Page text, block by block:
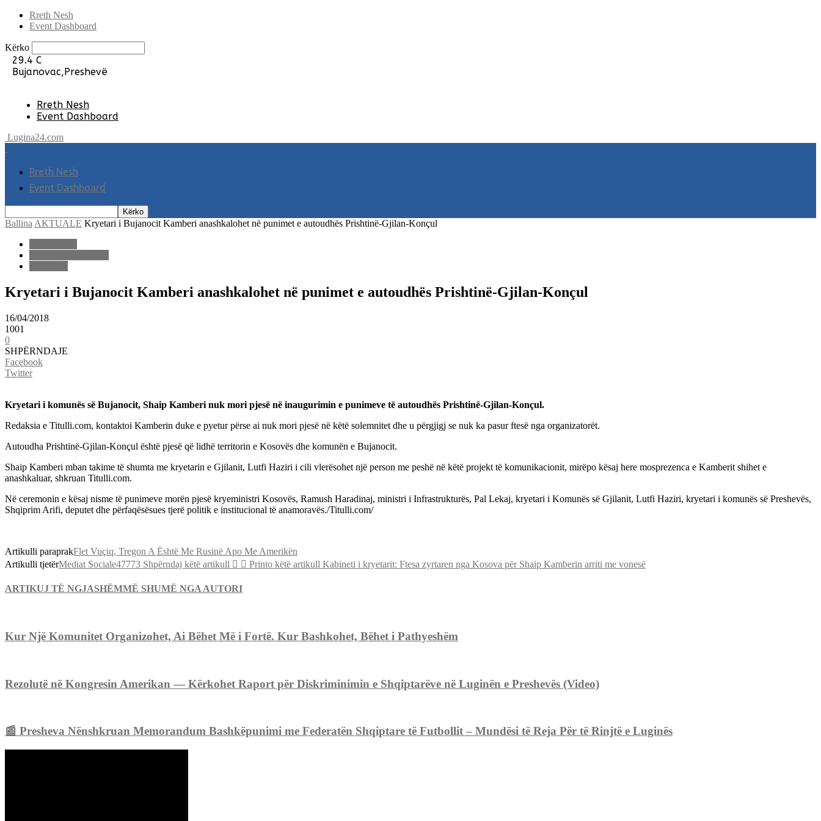
Rreth Nesh
Event Dashboard
Kërko
29.4 C
Bujanovac,Preshevë
Rreth Nesh
Event Dashboard
Lugina24.com
Rreth Nesh
Event Dashboard
Ballina AKTUALE Kryetari i Bujanocit Kamberi anashkalohet në punimet e autoudhës Prishtinë-Gjilan-Konçul
Kryetari i Bujanocit Kamberi anashkalohet në punimet e autoudhës Prishtinë-Gjilan-Konçul
16/04/2018
1001
0
SHPËRNDAJE
Facebook
Twitter
Kryetari i komunës së Bujanocit, Shaip Kamberi nuk mori pjesë në inaugurimin e punimeve të autoudhës Prishtinë-Gjilan-Konçul.
Redaksia e Titulli.com, kontaktoi Kamberin duke e pyetur përse ai nuk mori pjesë në këtë solemnitet dhe u përgjigj se nuk ka pasur ftesë nga organizatorët.
Autoudha Prishtinë-Gjilan-Konçul është pjesë që lidhë territorin e Kosovës dhe komunën e Bujanocit.
Shaip Kamberi mban takime të shumta me kryetarin e Gjilanit, Lutfi Haziri i cili vlerësohet një person me peshë në këtë projekt të komunikacionit, mirëpo kësaj here mosprezenca e Kamberit shihet e
anashkaluar, shkruan Titulli.com.
Në ceremonin e kësaj nisme të punimeve morën pjesë kryeministri Kosovës, Ramush Haradinaj, ministri i Infrastrukturës, Pal Lekaj, kryetari i Komunës së Gjilanit, Lutfi Haziri, kryetari i komunës së Preshevës,
Shqiprim Arifi, deputet dhe përfaqësësues tjerë politik e institucional të anamoravës./Titulli.com/
Artikulli paraprakFlet Vuçiq, Tregon A Është Me Rusinë Apo Me Amerikën
Artikulli tjetërMediat Sociale47773 Shpërndaj këtë artikull   Printo këtë artikull Kabineti i kryetarit: Ftesa zyrtaren nga Kosova për Shaip Kamberin arriti me vonesë
ARTIKUJ TË NGJASHËMMË SHUMË NGA AUTORI
Kur Një Komunitet Organizohet, Ai Bëhet Më i Fortë. Kur Bashkohet, Bëhet i Pathyeshëm
Rezolutë në Kongresin Amerikan — Kërkohet Raport për Diskriminimin e Shqiptarëve në Luginën e Preshevës (Video)
📰 Presheva Nënshkruan Memorandum Bashkëpunimi me Federatën Shqiptare të Futbollit – Mundësi të Reja Për të Rinjtë e Luginës